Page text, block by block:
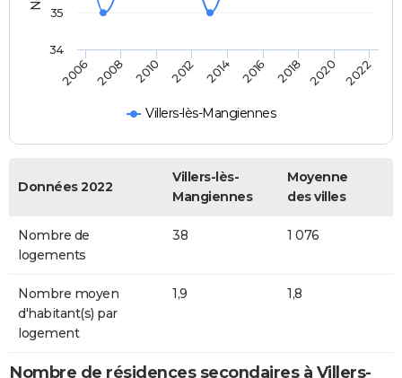
Villers-lès-Mangiennes
2006 2008 2010 2012 2014 2016 2018 2020 2022
34
35
Données 2022
Villers-lès-
Mangiennes
Moyenne
des villes
Nombre de
logements
38 1 076
Nombre moyen
d'habitant(s) par
logement
1,9 1,8
Nombre de résidences secondaires à Villers-